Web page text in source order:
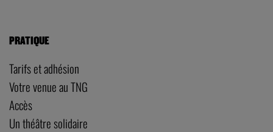
PRATIQUE
Tarifs et adhésion
Votre venue au TNG
Accès
Un théâtre solidaire